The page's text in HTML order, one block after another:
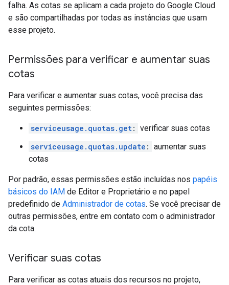
falha. As cotas se aplicam a cada projeto do Google Cloud
e são compartilhadas por todas as instâncias que usam
esse projeto.
Permissões para verificar e aumentar suas
cotas
Para verificar e aumentar suas cotas, você precisa das
seguintes permissões:
serviceusage.quotas.get: verificar suas cotas
serviceusage.quotas.update : aumentar suas
cotas
Por padrão, essas permissões estão incluídas nos papéis
básicos do IAM de Editor e Proprietário e no papel
predefinido de Administrador de cotas. Se você precisar de
outras permissões, entre em contato com o administrador
da cota.
Verificar suas cotas
Para verificar as cotas atuais dos recursos no projeto,